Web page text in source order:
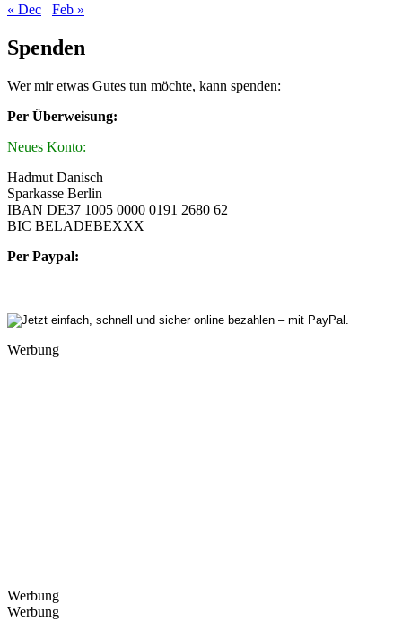
« Dec
Feb »
Spenden
Wer mir etwas Gutes tun möchte, kann spenden:
Per Überweisung:
Neues Konto:
Hadmut Danisch
Sparkasse Berlin
IBAN DE37 1005 0000 0191 2680 62
BIC BELADEBEXXX
Per Paypal:
Werbung
Werbung
Werbung